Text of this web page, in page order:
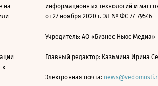
на
к
информационных технологий и
от 27 ноября 2020 г. ЭЛ № ФС 77-79546
Учредитель: АО «Бизнес Ньюс Медиа»
Главный редактор: Казьмина Ирина
Электронная почта: